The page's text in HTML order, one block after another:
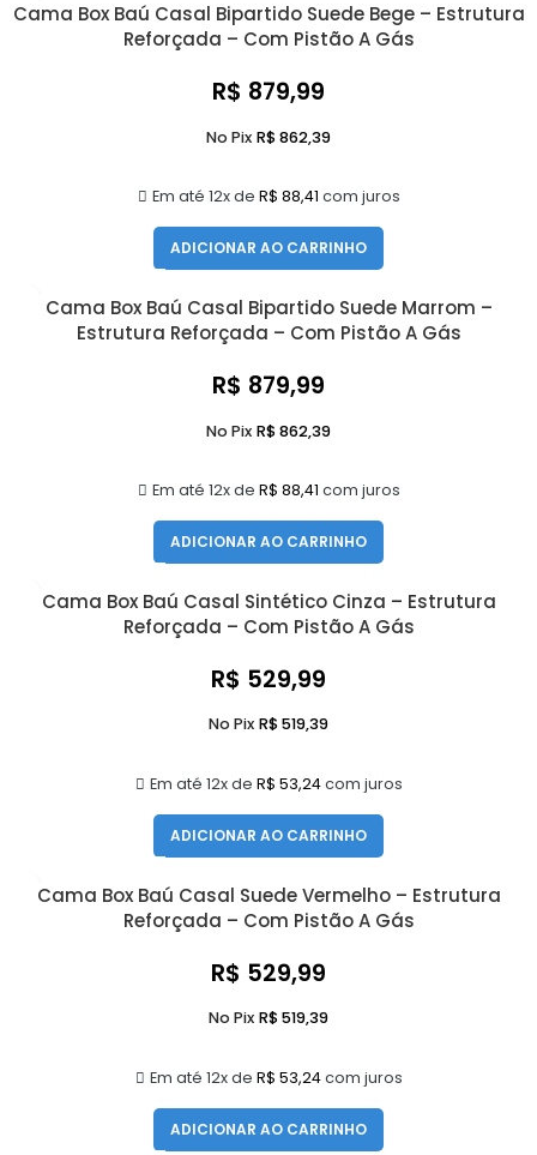
Cama Box Baú Casal Bipartido Suede Bege – Estrutura
Reforçada – Com Pistão A Gás
R$ 879,99
Em até 12x de R$ 88,41 com juros
No Pix R$862,39
ADICIONAR AO CARRINHO
Cama Box Baú Casal Bipartido Suede Marrom –
Estrutura Reforçada – Com Pistão A Gás
R$ 879,99
Em até 12x de R$ 88,41 com juros
No Pix R$862,39
ADICIONAR AO CARRINHO
Cama Box Baú Casal Sintético Cinza – Estrutura
Reforçada – Com Pistão A Gás
R$ 529,99
Em até 12x de R$ 53,24com juros
No Pix R$519,39
ADICIONAR AO CARRINHO
Cama Box Baú Casal Suede Vermelho – Estrutura
Reforçada – Com Pistão A Gás
R$ 529,99
Em até 12x de R$ 53,24com juros
No Pix R$519,39
ADICIONAR AO CARRINHO